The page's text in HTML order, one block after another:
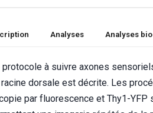
Analyses Analyses
protocole à suivre axones
dorsale est décrite. Les
par fluorescence et Thy1-YFP